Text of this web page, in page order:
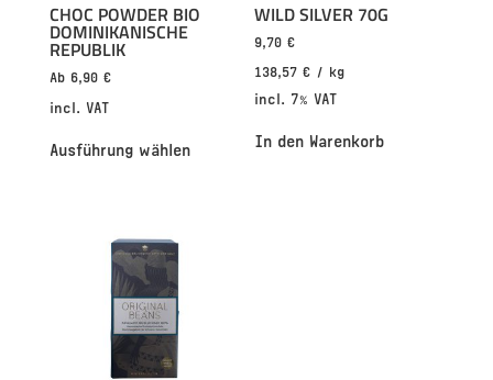
CHOC POWDER BIO
DOMINIKANISCHE
REPUBLIK
Ab 6,90 €
incl. VAT
Ausführung wählen
WILD SILVER 70G
9,70€
138,57€ / kg
incl. 7% VAT
In den Warenkorb